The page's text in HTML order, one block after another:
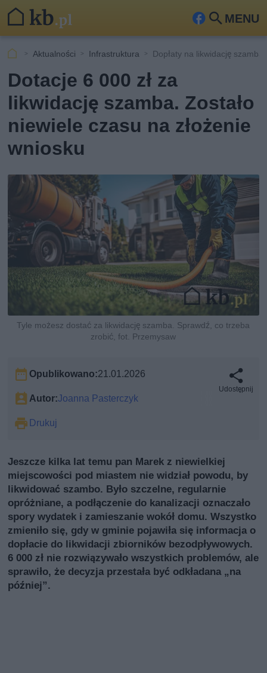
MENU
Fa
ook
Szu
kaj
Aktualności Infrastruktura Dopłaty na likwidację szamba
Dotacje 6 000 zł za
likwidację szamba. Zostało
niewiele czasu na złożenie
wniosku
Tyle możesz dostać za likwidację szamba. Sprawdź, co trzeba
zrobić, fot. Przemysaw
Opublikowano:21.01.2026
Autor:Joanna Pasterczyk
Drukuj
Udostępnij
Jeszcze kilka lat temu pan Marek z niewielkiej
miejscowości pod miastem nie widział powodu, by
likwidować szambo. Było szczelne, regularnie
opróżniane, a podłączenie do kanalizacji oznaczało
spory wydatek i zamieszanie wokół domu. Wszystko
zmieniło się, gdy w gminie pojawiła się informacja o
dopłacie do likwidacji zbiorników bezodpływowych.
6 000 zł nie rozwiązywało wszystkich problemów, ale
sprawiło, że decyzja przestała być odkładana „na
później”.